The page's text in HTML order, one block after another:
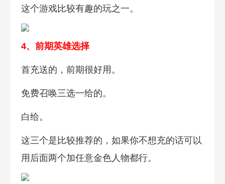
这个游戏比较有趣的玩之一。
4、前期英雄选择
首充送的，前期很好用。
免费召唤三选一给的。
白给。
这三个是比较推荐的，如果你不想充的话可以
用后面两个加任意金色人物都行。